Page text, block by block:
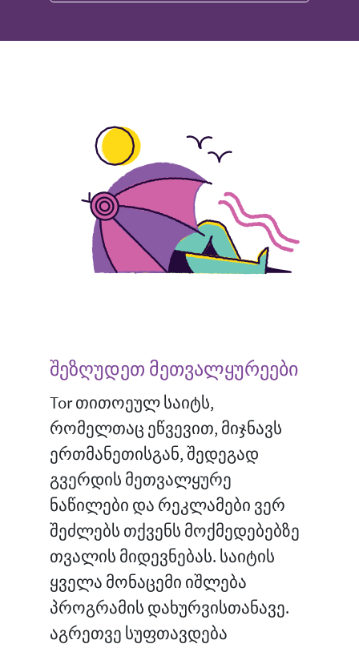
შეზღუდეთ მეთვალყურეები
Tor თითოეულ საიტს,
რომელთაც ეწვევით, მიჯნავს
ერთმანეთისგან, შედეგად
გვერდის მეთვალყურე
ნაწილები და რეკლამები ვერ
შეძლებს თქვენს მოქმედებებზე
თვალის მიდევნებას. საიტის
ყველა მონაცემი იშლება
პროგრამის დახურვისთანავე.
აგრეთვე სუფთავდება